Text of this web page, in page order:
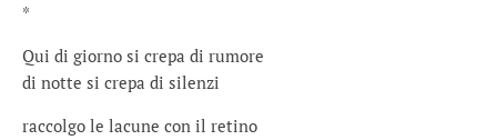
*
Qui di giorno si crepa di rumore
di notte si crepa di silenzi
raccolgo le lacune con il retino